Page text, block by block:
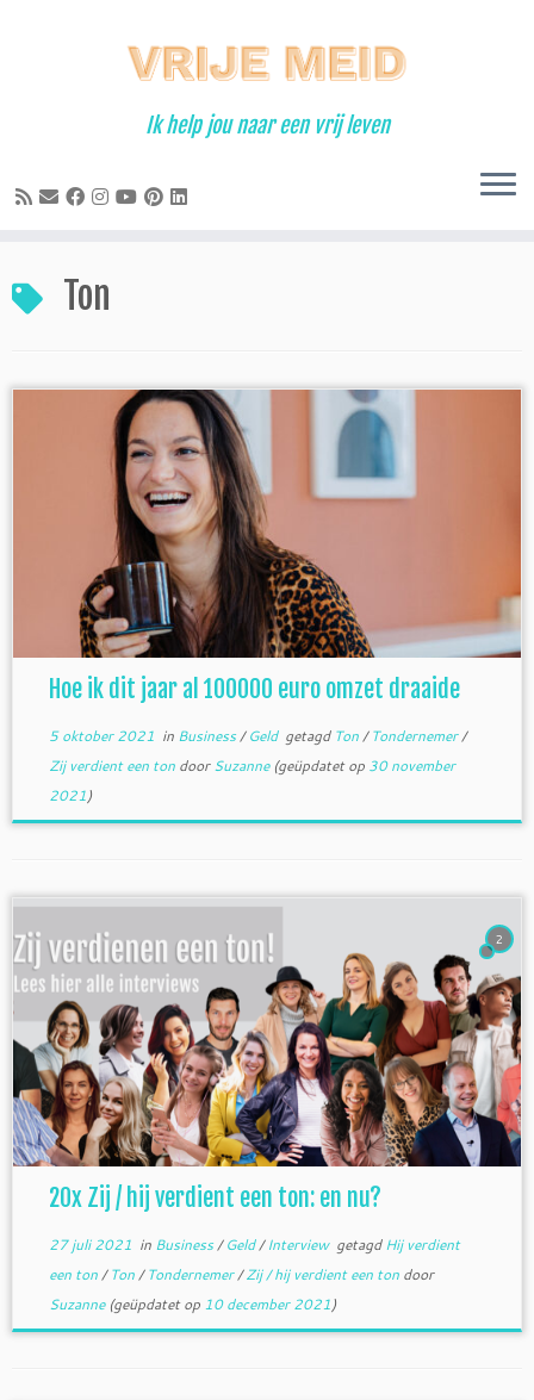
Ik help jou naar een vrij leven
Ton
Hoe ik dit jaar al 100000 euro omzet draaide
5 oktober 2021 in Business/Geld getagd Ton/Tondernemer/
Zij verdient een ton doorSuzanne(geüpdatet op 30 november
2021)
2
20x Zij / hij verdient een ton: en nu?
27 juli 2021 in Business/Geld/Interview getagdHij verdient
een ton/Ton/Tondernemer/Zij / hij verdient een ton door
Suzanne(geüpdatet op 10 december 2021)